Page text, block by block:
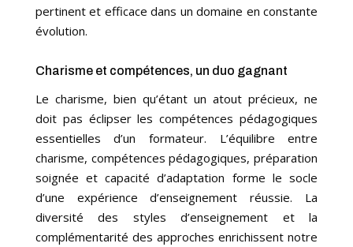
pertinent et efficace dans un domaine en constante
évolution.
Charisme et compétences, un duo gagnant
Le charisme, bien qu’étant un atout précieux, ne
doit pas éclipser les compétences pédagogiques
essentielles d’un formateur. L’équilibre entre
charisme, compétences pédagogiques, préparation
soignée et capacité d’adaptation forme le socle
d’une expérience d’enseignement réussie. La
diversité des styles d’enseignement et la
complémentarité des approches enrichissent notre